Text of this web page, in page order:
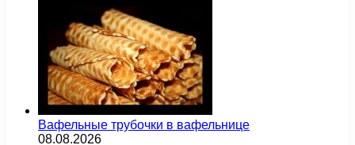
Вафельные трубочки в вафельнице
08.08.2026